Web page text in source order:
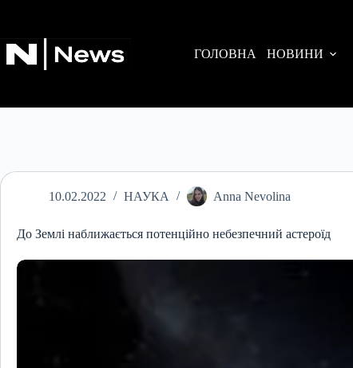
ГОЛОВНА
НОВИНИ
10.02.2022 НАУКА Anna Nevolina
До Землі наближається потенційно небезпечний астероїд